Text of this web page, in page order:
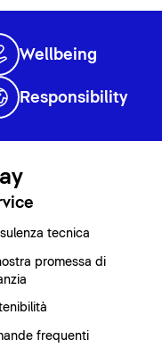
Wellbeing
Responsibility
tecnica
promessa di
frequenti